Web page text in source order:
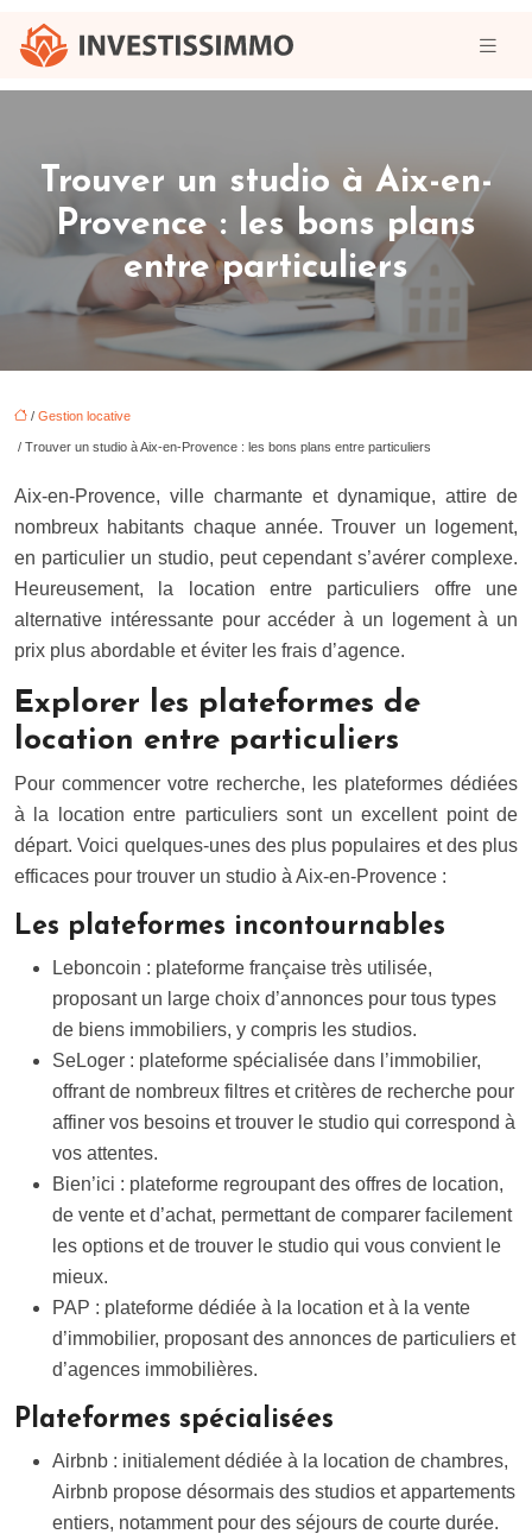
Trouver un studio à Aix-en-
Provence : les bons plans
entre particuliers
/ Gestion locative
/ Trouver un studio à Aix-en-Provence : les bons plans entre particuliers
Aix-en-Provence, ville charmante et dynamique, attire de
nombreux habitants chaque année. Trouver un logement,
en particulier un studio, peut cependant s’avérer complexe.
Heureusement, la location entre particuliers offre une
alternative intéressante pour accéder à un logement à un
prix plus abordable et éviter les frais d’agence.
Explorer les plateformes de
location entre particuliers
Pour commencer votre recherche, les plateformes dédiées
à la location entre particuliers sont un excellent point de
départ. Voici quelques-unes des plus populaires et des plus
efficaces pour trouver un studio à Aix-en-Provence :
Les plateformes incontournables
Leboncoin : plateforme française très utilisée,
proposant un large choix d’annonces pour tous types
de biens immobiliers, y compris les studios.
SeLoger : plateforme spécialisée dans l’immobilier,
offrant de nombreux filtres et critères de recherche pour
affiner vos besoins et trouver le studio qui correspond à
vos attentes.
Bien’ici : plateforme regroupant des offres de location,
de vente et d’achat, permettant de comparer facilement
les options et de trouver le studio qui vous convient le
mieux.
PAP : plateforme dédiée à la location et à la vente
d’immobilier, proposant des annonces de particuliers et
d’agences immobilières.
Plateformes spécialisées
Airbnb : initialement dédiée à la location de chambres,
Airbnb propose désormais des studios et appartements
entiers, notamment pour des séjours de courte durée.